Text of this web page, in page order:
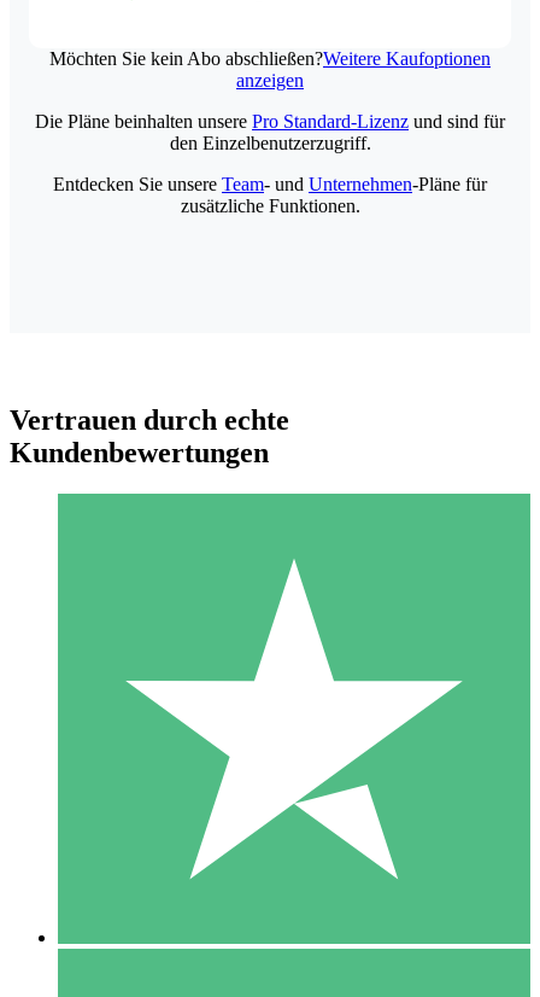
Möchten Sie kein Abo abschließen?Weitere Kaufoptionen
anzeigen
Individuelle Credit-Pakete
Zahlen Sie nach Bedarf mit Download-Credits. Keine
monatliche Verpflichtung erforderlich.
10 00
Die Pläne beinhalten unsere Pro Standard-Lizenz und sind für
den Einzelbenutzerzugriff.
Entdecken Sie unsere Team- und Unternehmen-Pläne für
zusätzliche Funktionen.
Vertrauen durch echte
Kundenbewertungen